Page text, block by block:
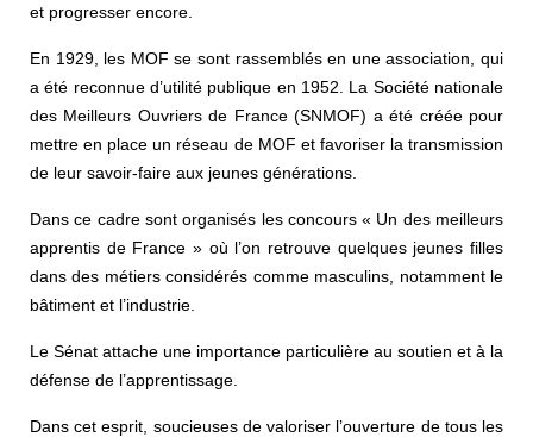
et progresser encore.
En 1929, les MOF se sont rassemblés en une association, qui
a été reconnue d’utilité publique en 1952. La Société nationale
des Meilleurs Ouvriers de France (SNMOF) a été créée pour
mettre en place un réseau de MOF et favoriser la transmission
de leur savoir-faire aux jeunes générations.
Dans ce cadre sont organisés les concours « Un des meilleurs
apprentis de France » où l’on retrouve quelques jeunes filles
dans des métiers considérés comme masculins, notamment le
bâtiment et l’industrie.
Le Sénat attache une importance particulière au soutien et à la
défense de l’apprentissage.
Dans cet esprit, soucieuses de valoriser l’ouverture de tous les